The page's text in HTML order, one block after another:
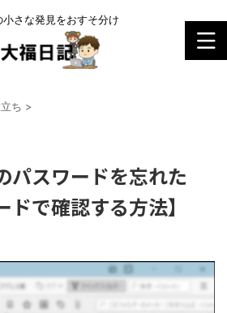
小さな発見をおすそ分け
ち >
パスワードを忘れた
ドで確認する方法】